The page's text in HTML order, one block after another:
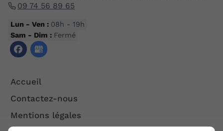
09 74 56 89 65
Lun - Ven : 08h - 19h
Sam - Dim : Fermé
Accueil
Contactez-nous
Mentions légales